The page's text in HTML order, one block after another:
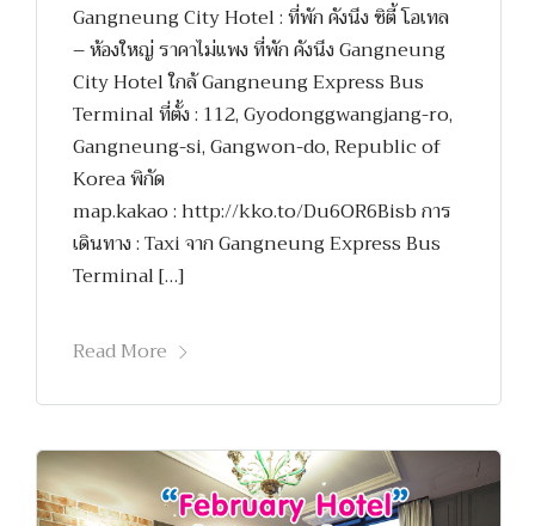
Gangneung City Hotel : ที่พัก คังนึง ซิตี้ โอเทล
– ห้องใหญ่ ราคาไม่แพง ที่พัก คังนึง Gangneung
City Hotel ใกล้ Gangneung Express Bus
Terminal ที่ตั้ง : 112, Gyodonggwangjang-ro,
Gangneung-si, Gangwon-do, Republic of
Korea พิกัด
map.kakao : http://kko.to/Du6OR6Bisb การ
เดินทาง : Taxi จาก Gangneung Express Bus
Terminal […]
Read More